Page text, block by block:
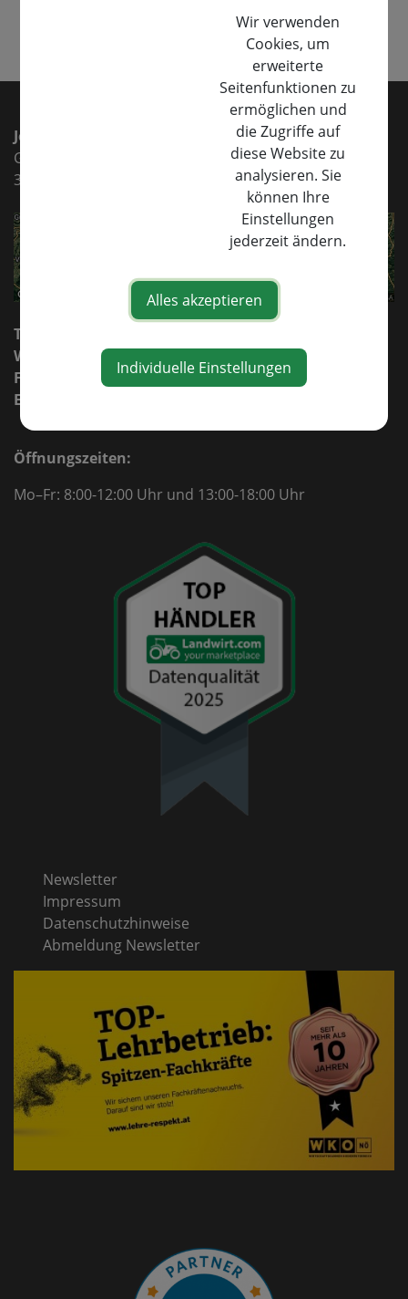
Jelinek Maschinen e.U.
Gewerbepark 1
3332 Rosenau/Sonntagberg
Tel.:
Whatsapp.:
+43 664 8588555
Fax:
+43 7448 26027 30
E-Mail:
Öffnungszeiten:
Mo–Fr: 8:00-12:00 Uhr und 13:00-18:00 Uhr
Newsletter
Impressum
Datenschutzhinweise
Abmeldung Newsletter
Wir verwenden
Cookies, um
erweiterte
Seitenfunktionen zu
ermöglichen und
die Zugriffe auf
diese Website zu
analysieren. Sie
können Ihre
Einstellungen
jederzeit ändern.
Alles akzeptieren
Individuelle Einstellungen